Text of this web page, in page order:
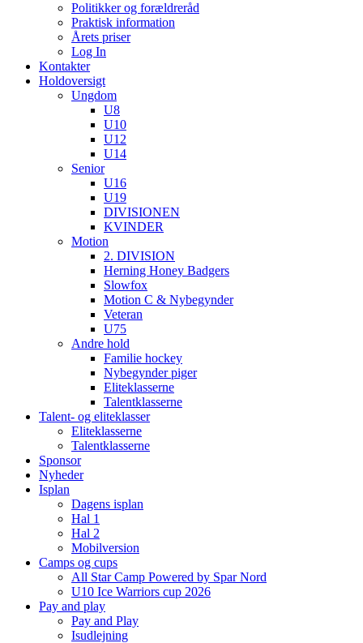
Politikker og forældreråd
Praktisk information
Årets priser
Log In
Kontakter
Holdoversigt
Ungdom
U8
U10
U12
U14
Senior
U16
U19
DIVISIONEN
KVINDER
Motion
2. DIVISION
Herning Honey Badgers
Slowfox
Motion C & Nybegynder
Veteran
U75
Andre hold
Familie hockey
Nybegynder piger
Eliteklasserne
Talentklasserne
Talent- og eliteklasser
Eliteklasserne
Talentklasserne
Sponsor
Nyheder
Isplan
Dagens isplan
Hal 1
Hal 2
Mobilversion
Camps og cups
All Star Camp Powered by Spar Nord
U10 Ice Warriors cup 2026
Pay and play
Pay and Play
Isudlejning